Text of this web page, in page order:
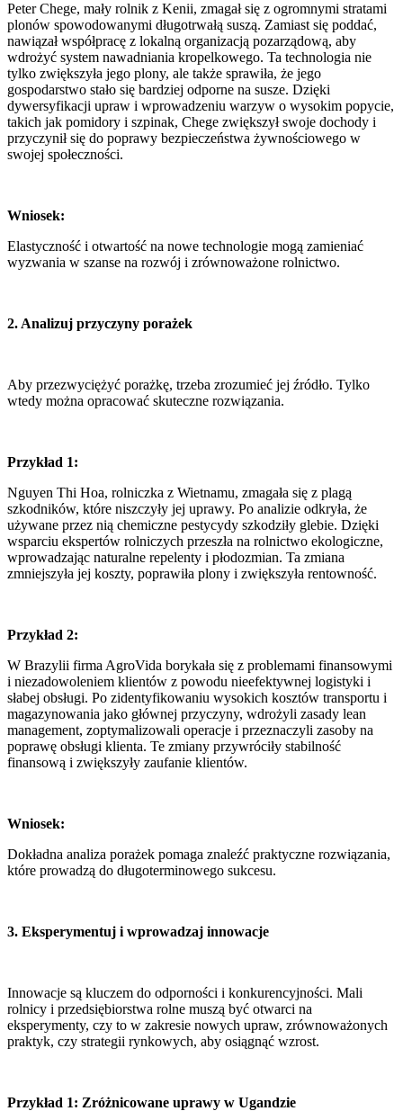
Peter Chege, mały rolnik z Kenii, zmagał się z ogromnymi stratami
plonów spowodowanymi długotrwałą suszą. Zamiast się poddać,
nawiązał współpracę z lokalną organizacją pozarządową, aby
wdrożyć system nawadniania kropelkowego. Ta technologia nie
tylko zwiększyła jego plony, ale także sprawiła, że jego
gospodarstwo stało się bardziej odporne na susze. Dzięki
dywersyfikacji upraw i wprowadzeniu warzyw o wysokim popycie,
takich jak pomidory i szpinak, Chege zwiększył swoje dochody i
przyczynił się do poprawy bezpieczeństwa żywnościowego w
swojej społeczności.
Wniosek:
Elastyczność i otwartość na nowe technologie mogą zamieniać
wyzwania w szanse na rozwój i zrównoważone rolnictwo.
2. Analizuj przyczyny porażek
Aby przezwyciężyć porażkę, trzeba zrozumieć jej źródło. Tylko
wtedy można opracować skuteczne rozwiązania.
Przykład 1:
Nguyen Thi Hoa, rolniczka z Wietnamu, zmagała się z plagą
szkodników, które niszczyły jej uprawy. Po analizie odkryła, że
używane przez nią chemiczne pestycydy szkodziły glebie. Dzięki
wsparciu ekspertów rolniczych przeszła na rolnictwo ekologiczne,
wprowadzając naturalne repelenty i płodozmian. Ta zmiana
zmniejszyła jej koszty, poprawiła plony i zwiększyła rentowność.
Przykład 2:
W Brazylii firma AgroVida borykała się z problemami finansowymi
i niezadowoleniem klientów z powodu nieefektywnej logistyki i
słabej obsługi. Po zidentyfikowaniu wysokich kosztów transportu i
magazynowania jako głównej przyczyny, wdrożyli zasady lean
management, zoptymalizowali operacje i przeznaczyli zasoby na
poprawę obsługi klienta. Te zmiany przywróciły stabilność
finansową i zwiększyły zaufanie klientów.
Wniosek:
Dokładna analiza porażek pomaga znaleźć praktyczne rozwiązania,
które prowadzą do długoterminowego sukcesu.
3. Eksperymentuj i wprowadzaj innowacje
Innowacje są kluczem do odporności i konkurencyjności. Mali
rolnicy i przedsiębiorstwa rolne muszą być otwarci na
eksperymenty, czy to w zakresie nowych upraw, zrównoważonych
praktyk, czy strategii rynkowych, aby osiągnąć wzrost.
Przykład 1: Zróżnicowane uprawy w Ugandzie